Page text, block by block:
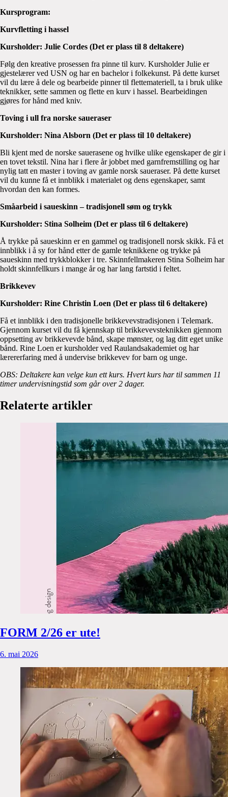
Kursprogram:
Kurvfletting i hassel
Kursholder: Julie Cordes (Det er plass til 8 deltakere)
Følg den kreative prosessen fra pinne til kurv. Kursholder Julie er
gjestelærer ved USN og har en bachelor i folkekunst. På dette kurset
vil du lære å dele og bearbeide pinner til flettemateriell, ta i bruk ulike
teknikker, sette sammen og flette en kurv i hassel. Bearbeidingen
gjøres for hånd med kniv.
Toving i ull fra norske saueraser
Kursholder: Nina Alsborn (Det er plass til 10 deltakere)
Bli kjent med de norske sauerasene og hvilke ulike egenskaper de gir i
en tovet tekstil. Nina har i flere år jobbet med garnfremstilling og har
nylig tatt en master i toving av gamle norsk saueraser. På dette kurset
vil du kunne få et innblikk i materialet og dens egenskaper, samt
hvordan den kan formes.
Småarbeid i saueskinn – tradisjonell søm og trykk
Kursholder: Stina Solheim (Det er plass til 6 deltakere)
Å trykke på saueskinn er en gammel og tradisjonell norsk skikk. Få et
innblikk i å sy for hånd etter de gamle teknikkene og trykke på
saueskinn med trykkblokker i tre. Skinnfellmakeren Stina Solheim har
holdt skinnfellkurs i mange år og har lang fartstid i feltet.
Brikkevev
Kursholder: Rine Christin Loen (Det er plass til 6 deltakere)
Få et innblikk i den tradisjonelle brikkevevstradisjonen i Telemark.
Gjennom kurset vil du få kjennskap til brikkevevsteknikken gjennom
oppsetting av brikkevevde bånd, skape mønster, og lag ditt eget unike
bånd. Rine Loen er kursholder ved Raulandsakademiet og har
lærererfaring med å undervise brikkevev for barn og unge.
OBS: Deltakere kan velge kun ett kurs. Hvert kurs har til sammen 11
timer undervisningstid som går over 2 dager.
Relaterte artikler
FORM 2/26 er ute!
6. mai 2026